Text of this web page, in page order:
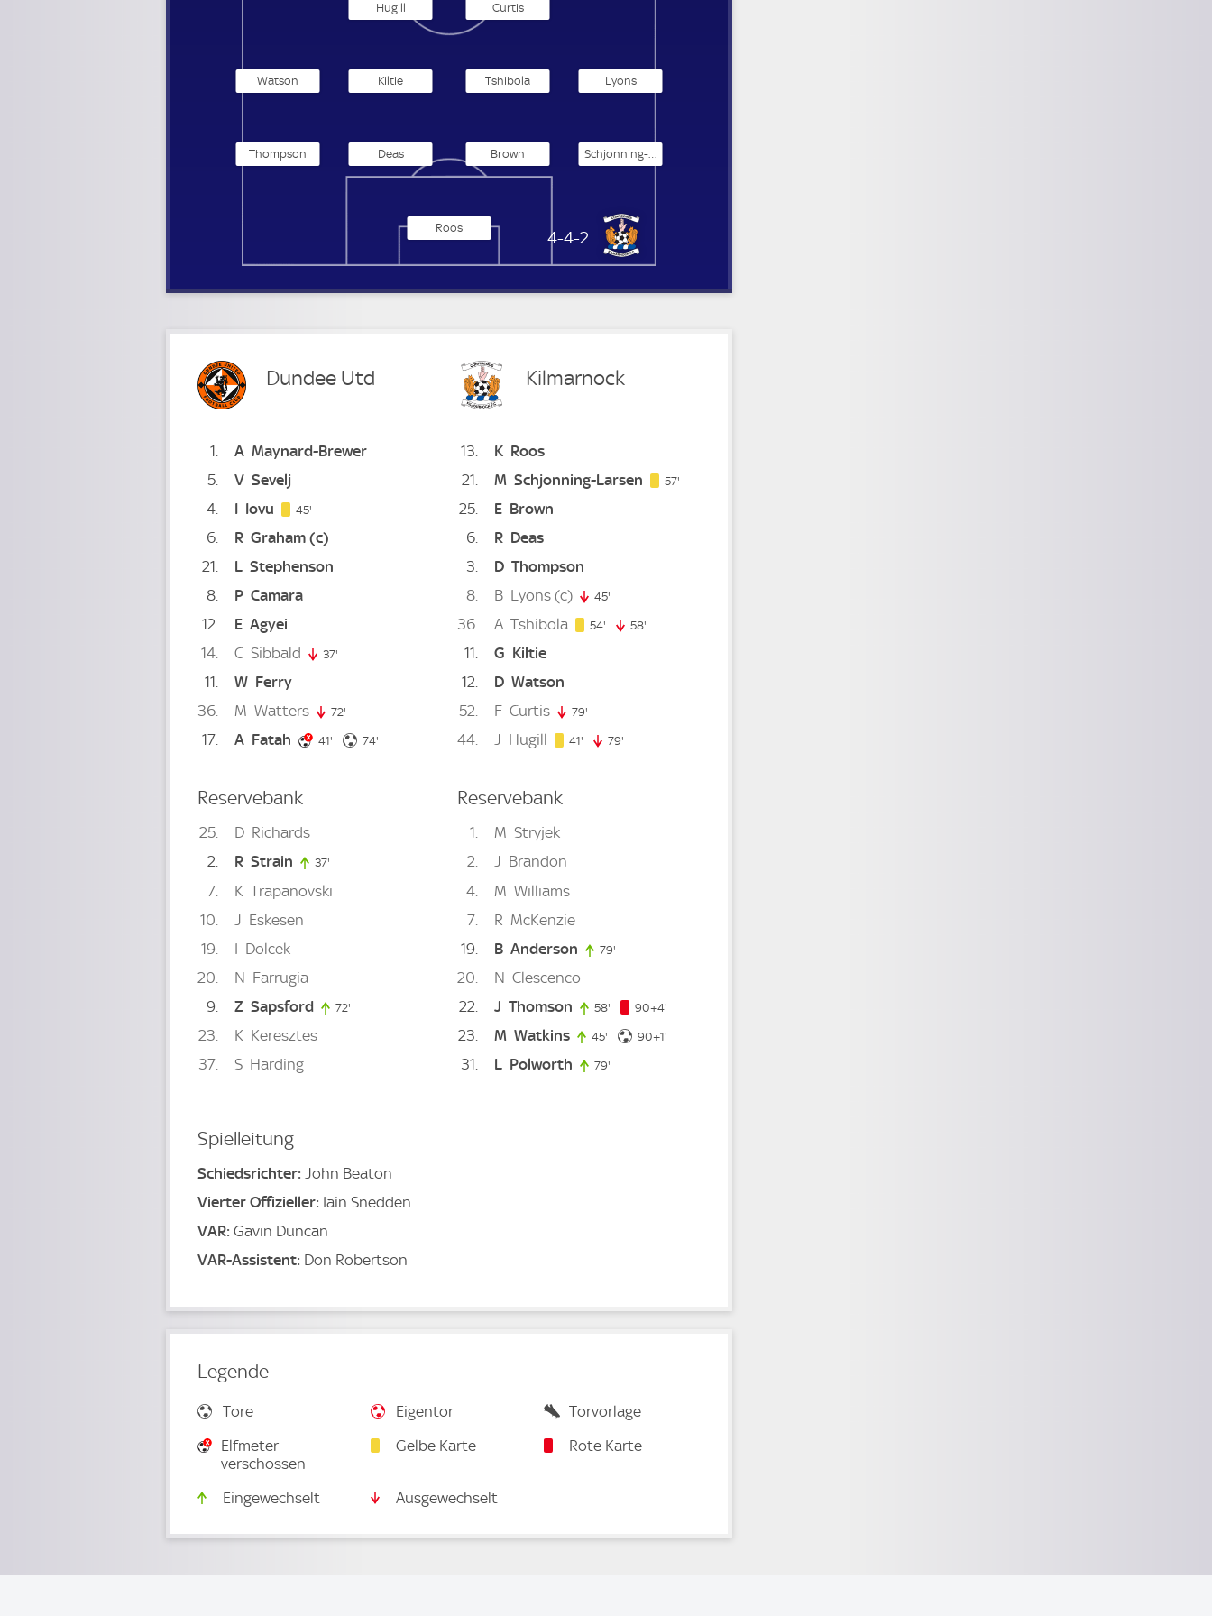
Kilmarnock
4-4-2
Roos
Schjonning-Larsen
Brown
Deas
Thompson
Lyons
Tshibola
Kiltie
Watson
Curtis
Hugill
Dundee Utd
1 A Maynard-Brewer
5
V Sevelj
4
I Iovu 45'
6 R Graham(c)
21
L Stephenson
8
P Camara
12
E Agyei
14
C Sibbald 37'
11 W Ferry
36
M Watters 72'
17 A Fatah 41' 41. minute
74'
Reservebank
25 D Richards
2
R Strain 37'
7 K Trapanovski
10
J Eskesen
19
I Dolcek
20
N Farrugia
9
Z Sapsford 72'
23 K Keresztes
37
S Harding
Kilmarnock
13 K Roos
21
M Schjonning-Larsen 57'
25 E Brown
6
R Deas
3
D Thompson
8
B Lyons(c) 45'
36 A Tshibola 54' 54. minute
58'
11 G Kiltie
12
D Watson
52
F Curtis 79'
44 J Hugill 41' 41. minute
79'
Reservebank
1 M Stryjek
2
J Brandon
4
M Williams
7
R McKenzie
19
B Anderson 79'
20 N Clescenco
22
J Thomson 58' 58. minute
90+4'
23 M Watkins 45' 45. minute
90+1'
31 L Polworth 79'
Spielleitung
Schiedsrichter: John Beaton
Vierter Offizieller: Iain Snedden
VAR: Gavin Duncan
VAR-Assistent: Don Robertson
Legende
Tore Eigentor
Torvorlage
Elfmeter
verschossen
Gelbe Karte Rote Karte
Eingewechselt Ausgewechselt